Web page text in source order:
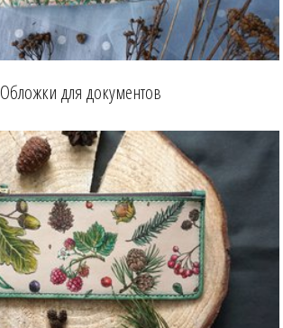
Обложки для документов